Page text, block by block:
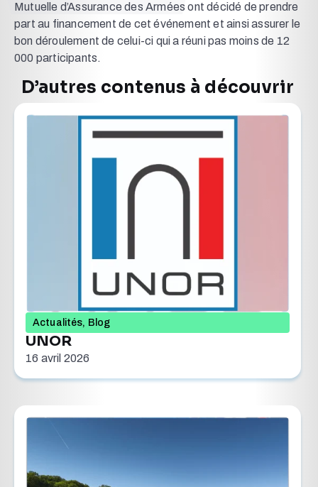
Mutuelle d’Assurance des Armées ont décidé de prendre
part au financement de cet événement et ainsi assurer le
bon déroulement de celui-ci qui a réuni pas moins de 12
000 participants.
D’autres contenus à découvrir
Actualités, Blog
UNOR
16 avril 2026